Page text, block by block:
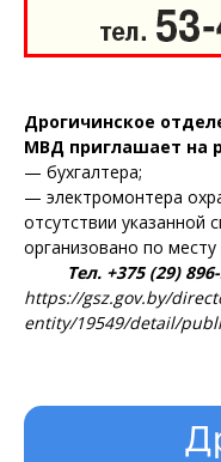
Дрогичинское
МВД приглашает на
— бухгалтера;
— электромонтера
отсутствии указанной
организовано по
Тел. +375 (29) 896-
https://gsz.gov.by/
entity/19549/detail/